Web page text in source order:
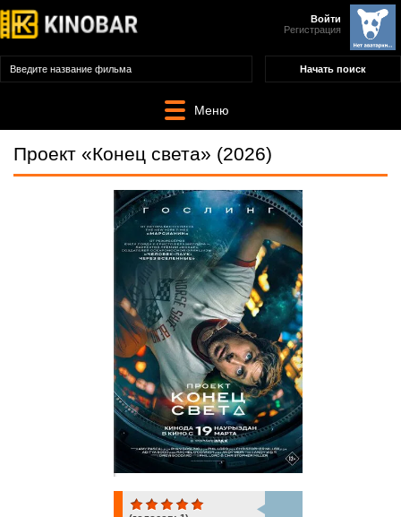
Войти
Регистрация
Меню
Проект «Конец света» (2026)